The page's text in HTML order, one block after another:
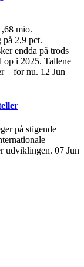
mio.
på 2,9 pct.
endda på trods
op i 2025. Tallene
– for nu. 12 Jun
på stigende
udviklingen. 07 Jun